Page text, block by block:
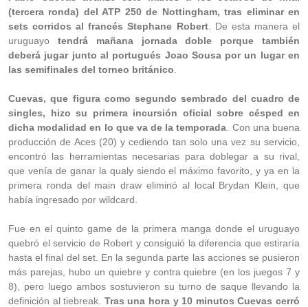
(tercera ronda) del ATP 250 de Nottingham, tras eliminar en
sets corridos al francés Stephane Robert. De esta manera el
uruguayo tendrá mañana jornada doble porque también
deberá jugar junto al portugués Joao Sousa por un lugar en
las semifinales del torneo británico
Cuevas, que figura como segundo sembrado del cuadro de
singles, hizo su primera incursión oficial sobre césped en
dicha modalidad en lo que va de la temporada . Con una buena
producción de Aces (20) y cediendo tan solo una vez su servicio,
encontró las herramientas necesarias para doblegar a su rival,
que venía de ganar la qualy siendo el máximo favorito, y ya en la
primera ronda del main draw eliminó al local Brydan Klein, que
había ingresado por wildcard.
Fue en el quinto game de la primera manga donde el uruguayo
quebró el servicio de Robert y consiguió la diferencia que estiraría
hasta el final del set. En la segunda parte las acciones se pusieron
más parejas, hubo un quiebre y contra quiebre (en los juegos 7 y
8), pero luego ambos sostuvieron su turno de saque llevando la
definición al tiebreak. Tras una hora y 10 minutos Cuevas cerró